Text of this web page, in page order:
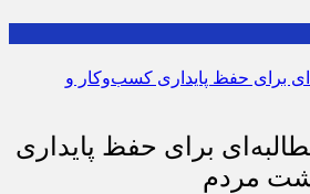
برای حفظ پایداری
مردم